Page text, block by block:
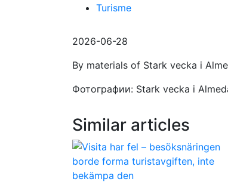
Turisme
2026-06-28
By materials of Stark vecka i
Фотографии: Stark vecka i
Similar articles